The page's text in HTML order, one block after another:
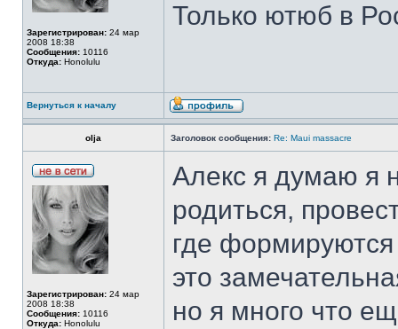
Зарегистрирован: 24 мар
2008 18:38
Сообщения: 10116
Откуда: Honolulu
Только ютюб в
Вернуться к началу
olja Заголовок сообщения: Re: Maui massacre
Зарегистрирован: 24 мар
2008 18:38
Сообщения: 10116
Откуда: Honolulu
Алекс я думаю я
родиться,
где
это
но я много что